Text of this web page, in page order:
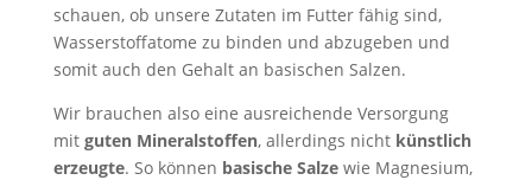
schauen, ob unsere Zutaten im Futter fähig sind,
Wasserstoffatome zu binden und abzugeben und
somit auch den Gehalt an basischen Salzen.
Wir brauchen also eine ausreichende Versorgung
mit guten Mineralstoffen, allerdings nichtkünstlich
erzeugte. So können basische Salzewie Magnesium,